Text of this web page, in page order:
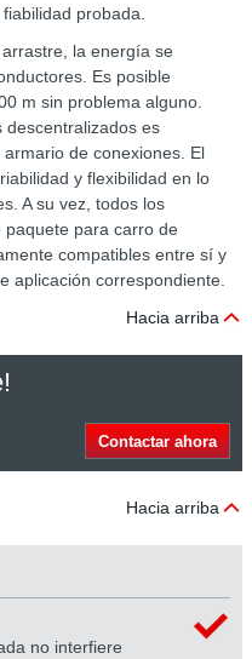
probada.
la energía se
Es posible
m sin problema alguno.
descentralizados es
de conexiones. El
y flexibilidad en lo
A su vez, todos los
para carro de
compatibles entre sí y
aplicación correspondiente.
Hacia arriba
Contactar ahora
Hacia arriba
no interfiere